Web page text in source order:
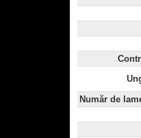
Număr de